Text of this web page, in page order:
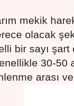
mekik
olacak
bir sayı
30-50
arası